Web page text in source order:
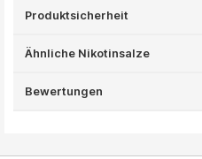
Produktsicherheit
Ähnliche Nikotinsalze
Bewertungen